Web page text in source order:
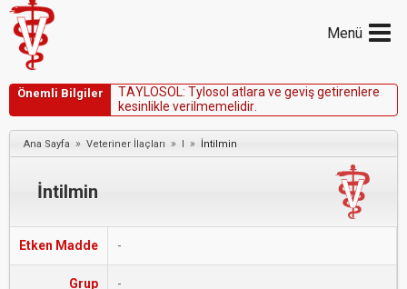
Menü
Önemli Bilgiler TAYLOSOL: Tyoso atara ve gevişgetiren ere
kesin ike veri meme idir
Ana Sayfa » Veteriner İlaçları » I » İntilmin
İntilmin
Etken Madde -
Grup -